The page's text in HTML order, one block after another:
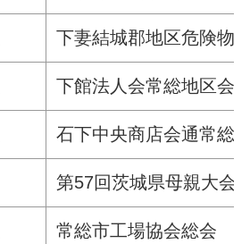
下妻結城郡地区危険物
下館法人会常総地区会
石下中央商店会通常総
第57回茨城県母親大会
常総市工場協会総会